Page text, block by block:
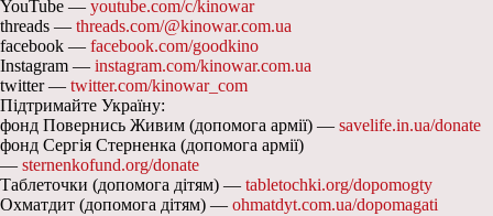
YouTube — youtube.com/c/kinowar
threads — threads.com/@kinowar.com.ua
facebook — facebook.com/goodkino
Instagram — instagram.com/kinowar.com.ua
twitter — twitter.com/kinowar_com
Підтримайте Україну:
фонд Повернись Живим (допомога армії) — savelife.in.ua/donate
фонд Сергія Стерненка (допомога армії)
— sternenkofund.org/donate
Таблеточки (допомога дітям) — tabletochki.org/dopomogty
Охматдит (допомога дітям) — ohmatdyt.com.ua/dopomagati